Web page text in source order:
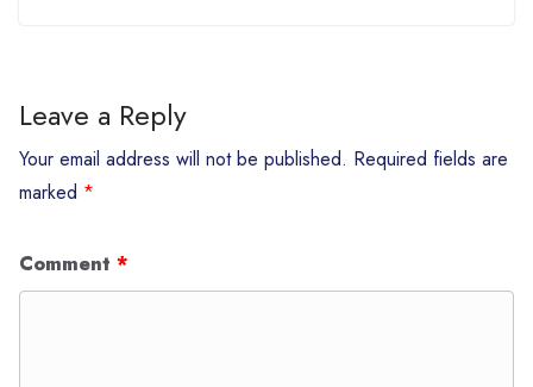
Leave a Reply
Your email address will not be published. Required fields are
marked *
Comment *